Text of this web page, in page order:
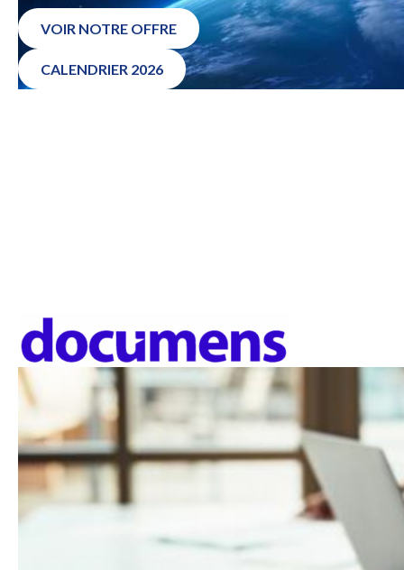
VOIR NOTRE OFFRE
CALENDRIER 2026